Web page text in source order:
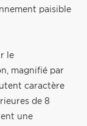
paisible
le
magnifié par
caractère
de 8
une